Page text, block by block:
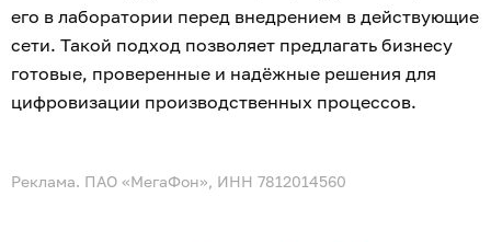
его в лаборатории перед внедрением в действующие
сети. Такой подход позволяет предлагать бизнесу
готовые, проверенные и надёжные решения для
цифровизации производственных процессов.
Реклама. ПАО «МегаФон», ИНН 7812014560